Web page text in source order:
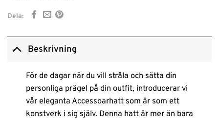
Dela:
Beskrivning
För de dagar när du vill stråla och sätta din
personliga prägel på din outfit, introducerar vi
vår eleganta Accessoarhatt som är som ett
konstverk i sig själv. Denna hatt är mer än bara